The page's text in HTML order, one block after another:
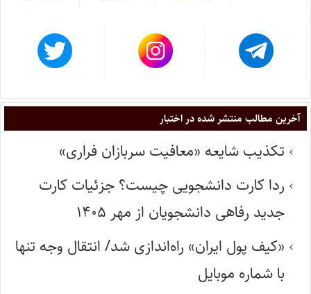
آخرین مطالب منتشر شده در اختبار
تکذیب شایعه «معافیت سربازان فراری»
ردا کارت دانشجویی چیست؟ جزئیات کارت
جدید رفاهی دانشجویان از مهر ۱۴۰۵
«کیف پول ایران» راه‌اندازی شد/ انتقال وجه تنها
با شماره موبایل